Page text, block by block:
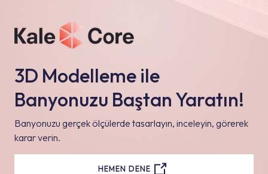
3D Modelleme ile
Banyonuzu Baştan Yaratın!
Banyonuzu gerçek ölçülerde tasarlayın, inceleyin, görerek
karar verin.
HEMEN DENE